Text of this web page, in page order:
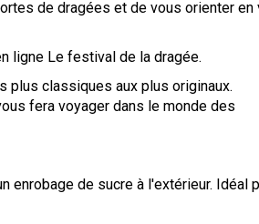
de dragées et de vous orienter en
ligne Le festival de la dragée.
plus classiques aux plus originaux.
fera voyager dans le monde des
enrobage de sucre à l'extérieur. Idéal